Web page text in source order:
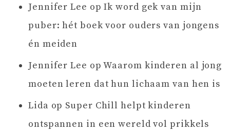
Jennifer Lee opIk word gek van mijn
puber: hét boek voor ouders van jongens
én meiden
Jennifer Lee opWaarom kinderen al jong
moeten leren dat hun lichaam van hen is
Lida op Super Chill helpt kinderen
ontspannen in een wereld vol prikkels